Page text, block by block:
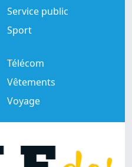
Service public
Sport
Télécom
Vêtements
Voyage